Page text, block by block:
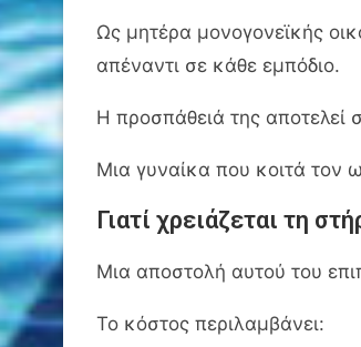
Ως μητέρα μονογονεϊκής
απέναντι σε κάθε εμπόδιο.
Η προσπάθειά της αποτελεί
Μια γυναίκα που κοιτά τον
Γιατί χρειάζεται τη
Μια αποστολή αυτού του
Το κόστος περιλαμβάνει: